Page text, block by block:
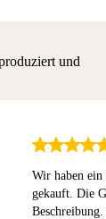
und
Wir haben ein
gekauft. Die